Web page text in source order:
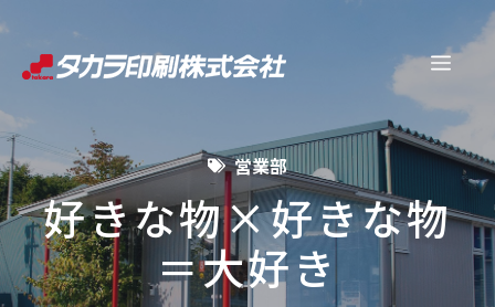
ン
ツ
へ
ス
キ
ッ
プ
メ
ニ
ュ
営業部
好きな物×好きな物
＝大好き